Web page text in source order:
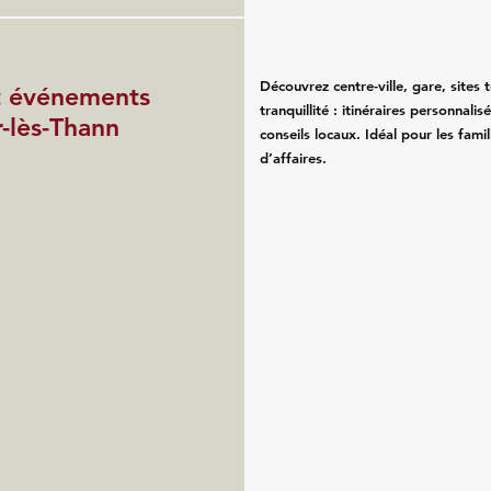
Thann
Découvrez centre-ville, gare, sites
tranquillité : itinéraires
conseils locaux. Idéal pour les
d’affaires.